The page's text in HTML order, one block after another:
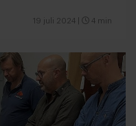
19 juli 2024 4 min